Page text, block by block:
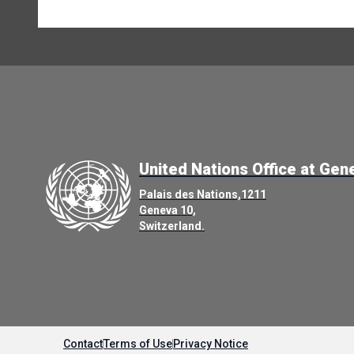
United Nations Office at
Palais des Nations,1211
Geneva 10,
Switzerland.
ContactTerms of UsePrivacy Notice